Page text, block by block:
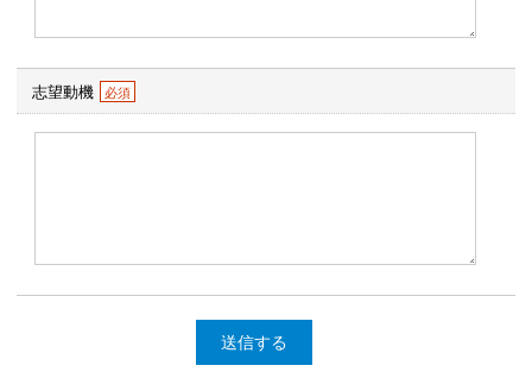
志望動機